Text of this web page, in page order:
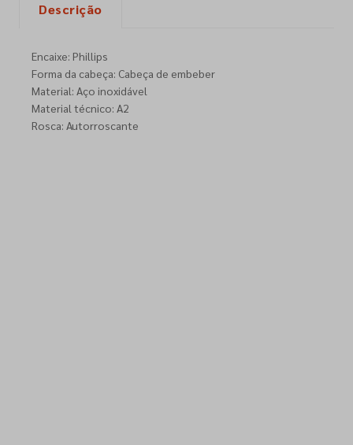
Descrição
Encaixe: Phillips
Forma da cabeça: Cabeça de embeber
Material: Aço inoxidável
Material técnico: A2
Rosca: Autorroscante